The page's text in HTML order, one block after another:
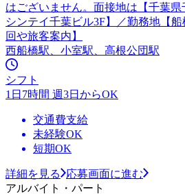
はございません。面接地は【千葉県
シンテイ千葉ビル3F】／勤務地【
回や旅客案内】
西船橋駅、小室駅、高根公団駅
シフト
1日7時間 週3日からOK
交通費支給
未経験OK
短期OK
詳細を見る
応募画面に進む
アルバイト・パート